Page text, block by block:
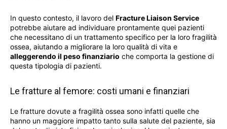
In questo contesto, il lavoro del Fracture Liaison Service
potrebbe aiutare ad individuare prontamente quei pazienti
che necessitano di un trattamento specifico per la loro fragilità
ossea, aiutando a migliorare la loro qualità di vita e
alleggerendo il peso finanziario che comporta la gestione di
questa tipologia di pazienti.
Le fratture al femore: costi umani e finanziari
Le fratture dovute a fragilità ossea sono infatti quelle che
hanno un maggiore impatto tanto sulla salute del paziente, sia